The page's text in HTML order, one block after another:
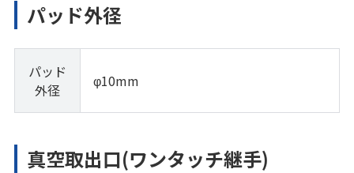
パッド外径
パッド
外径
φ10mm
真空取出口(ワンタッチ継手)